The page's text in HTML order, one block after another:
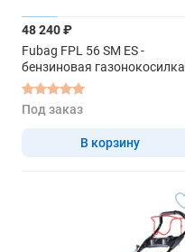
48 240 ₽
Fubag FPL 56 SM ES -
бензиновая газонокосилка
самоходная
Под заказ
В корзину